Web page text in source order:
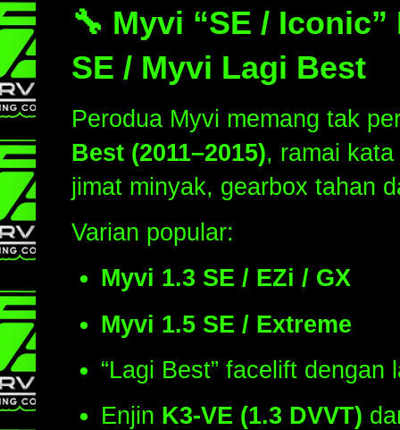
🔧 Myvi “SE /
SE / Myvi Lagi Best
Perodua Myvi memang tak
Best (2011–2015), ramai
jimat minyak, gearbox tahan
Varian popular:
Myvi 1.3 SE / EZi / GX
Myvi 1.5 SE / Extreme
“Lagi Best” facelift
Enjin K3-VE (1.3 DVVT)